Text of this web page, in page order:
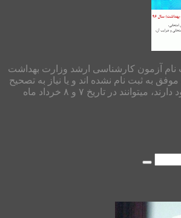
نام آزمون کارشناسی ارشد وزارت بهداشت
که موفق به ثبت نام نشده اند و یا نیاز به تصحیح
و ویرایش اطلاعات خود دارند، میتوانند در تاریخ ۷ و ۸ خرداد ماه